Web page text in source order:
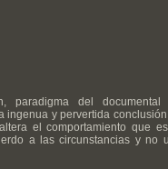
paradigma del documental
ingenua y pervertida
el comportamiento que
a las circunstancias y no